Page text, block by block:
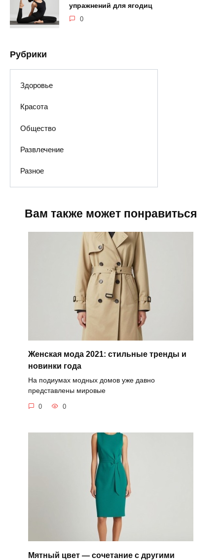
упражнений для ягодиц
0
Рубрики
Здоровье
Красота
Общество
Развлечение
Разное
Вам также может понравиться
Женская мода 2021: стильные тренды и
новинки года
На подиумах модных домов уже давно
представлены мировые
0 0
Мятный цвет — сочетание с другими